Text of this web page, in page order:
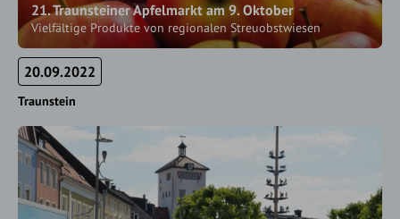
21. Traunsteiner Apfelmarkt am 9. Oktober
Vielfältige Produkte von regionalen Streuobstwiesen
20.09.2022
Traunstein